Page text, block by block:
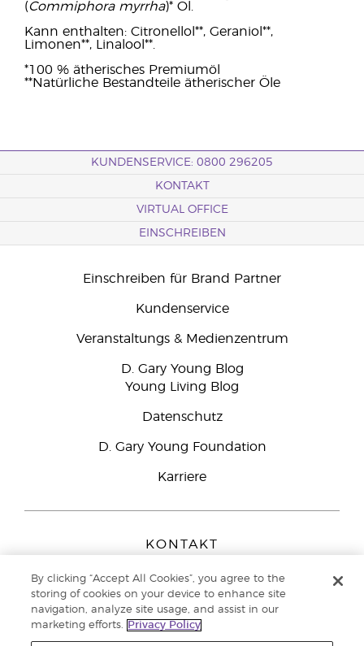
(Commiphora myrrha)* Öl.
Kann enthalten: Citronellol**, Geraniol**,
Limonen**, Linalool**.
*100 % ätherisches Premiumöl
**Natürliche Bestandteile ätherischer Öle
KUNDENSERVICE: 0800 296205
KONTAKT
VIRTUAL OFFICE
EINSCHREIBEN
Einschreiben für Brand Partner
Kundenservice
Veranstaltungs & Medienzentrum
D. Gary Young Blog
Young Living Blog
Datenschutz
D. Gary Young Foundation
Karriere
KONTAKT
Peizerweg 97
9727 AJ Groningen
Netherlands
Kundenservice:0800-296205
By clicking “Accept All Cookies”, you agree to the
storing of cookies on your device to enhance site
navigation, analyze site usage, and assist in our
marketing efforts.
Privacy Policy